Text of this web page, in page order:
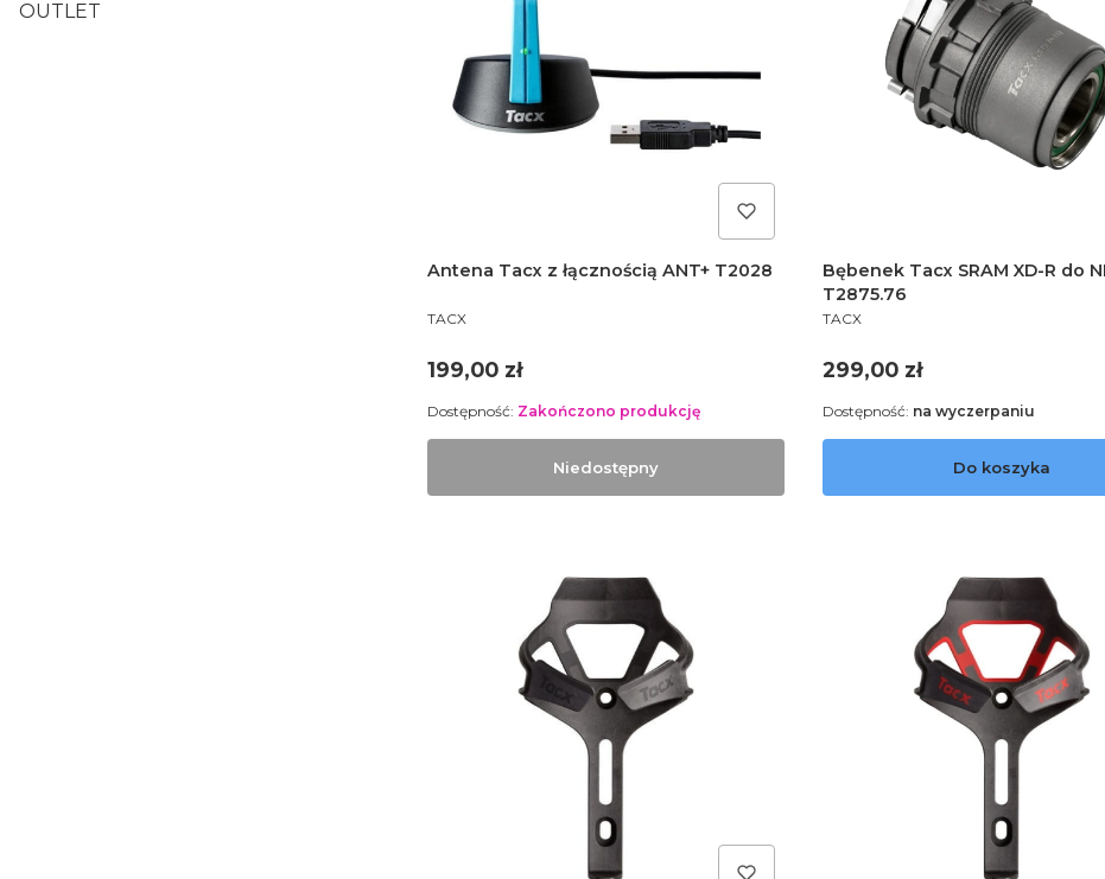
OUTLET
Antena Tacx z łącznością ANT+ T2028
PRODUCENT
TACX
Cena
199,00 zł
Niedostępny
Dostępność: Zakończono produkcję
Bębenek Tacx SRAM XD-R do
T2875.76
PRODUCENT
TACX
Cena
299,00 zł
Do koszyka
Dostępność: na wyczerpaniu